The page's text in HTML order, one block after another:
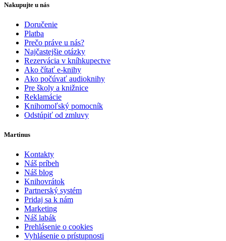
Nakupujte u nás
Doručenie
Platba
Prečo práve u nás?
Najčastejšie otázky
Rezervácia v kníhkupectve
Ako čítať e-knihy
Ako počúvať audioknihy
Pre školy a knižnice
Reklamácie
Knihomoľský pomocník
Odstúpiť od zmluvy
Martinus
Kontakty
Náš príbeh
Náš blog
Knihovrátok
Partnerský systém
Pridaj sa k nám
Marketing
Náš labák
Prehlásenie o cookies
Vyhlásenie o prístupnosti